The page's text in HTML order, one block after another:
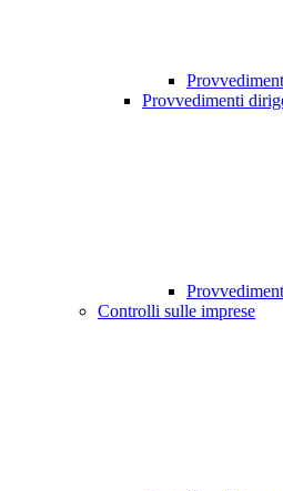
Provvedimenti
Controlli sulle imprese